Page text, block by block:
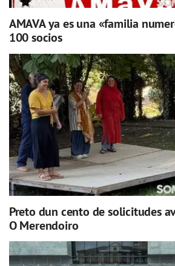
AMAVA ya es una «familia
100 socios
Preto dun cento de solicitudes
O Merendoiro